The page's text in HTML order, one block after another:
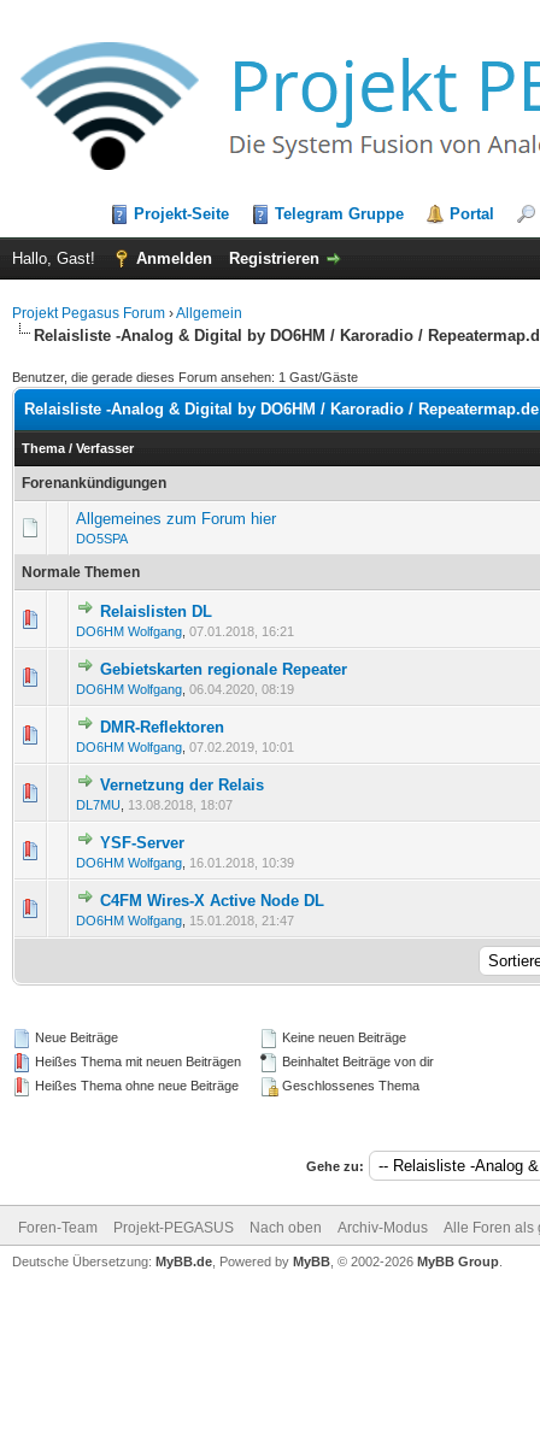
Projekt-Seite Telegram Gruppe Portal
Hallo, Gast! Anmelden Registrieren
Projekt Pegasus Forum ›Allgemein
Relaisliste -Analog & Digital by DO6HM / Karoradio /
Benutzer, die gerade dieses Forum ansehen: 1 Gast/Gäste
Relaisliste -Analog & Digital by DO6HM / Karoradio / Repeatermap.de
Thema / Verfasser
Forenankündigungen
Allgemeines zum Forum hier
DO5SPA
Normale Themen
Relaislisten DL
DO6HM Wolfgang 07.01.2018, 16:21
1 Bewertung(en) - 5 von 5 durchschnittlich
Gebietskarten regionale Repeater
DO6HM Wolfgang 06.04.2020, 08:19
0 Bewertung(en) - 0 von 5 durchschnittlich
123 45
DMR-Reflektoren
DO6HM Wolfgang 07.02.2019, 10:01
0 Bewertung(en) - 0 von 5 durchschnittlich
Vernetzung der Relais
DL7MU 13.08.2018, 18:07
0 Bewertung(en) - 0 von 5 durchschnittlich
12
YSF-Server
DO6HM Wolfgang 16.01.2018, 10:39
1 Bewertung(en) - 5 von 5 durchschnittlich
C4FM Wires-X Active Node DL
DO6HM Wolfgang 15.01.2018, 21:47
1 Bewertung(en) - 5 von 5 durchschnittlich
1 2345
Neue Beiträge
Heißes Thema mit neuen Beiträgen
Heißes Thema ohne neue Beiträge
Keine neuen Beiträge
Beinhaltet Beiträge von dir
Geschlossenes Thema
Gehe zu:
Foren-Team Projekt-PEGASUS Nach oben Archiv-Modus Alle Foren als
Deutsche Übersetzung: MyBB.de , Powered by MyBB , © 2002-2026 MyBB Group